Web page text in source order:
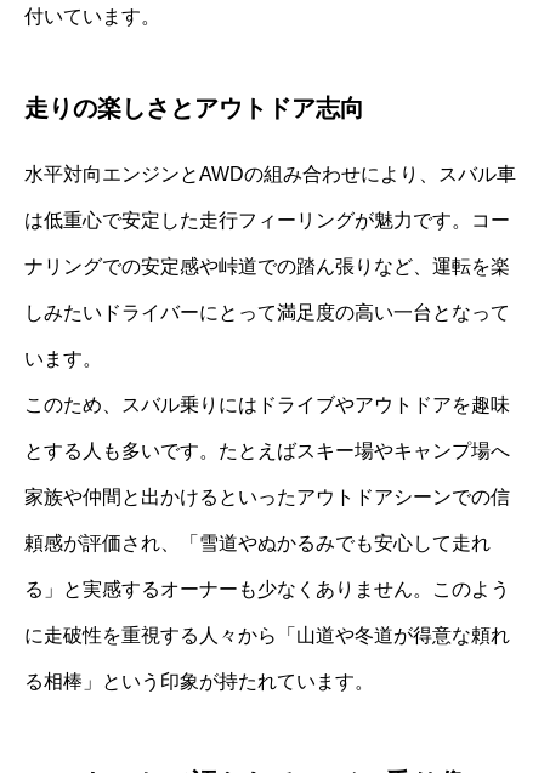
付いています。
走りの楽しさとアウトドア志向
水平対向エンジンとAWDの組み合わせにより、スバル車
は低重心で安定した走行フィーリングが魅力です。コー
ナリングでの安定感や峠道での踏ん張りなど、運転を楽
しみたいドライバーにとって満足度の高い一台となって
います。
このため、スバル乗りにはドライブやアウトドアを趣味
とする人も多いです。たとえばスキー場やキャンプ場へ
家族や仲間と出かけるといったアウトドアシーンでの信
頼感が評価され、「雪道やぬかるみでも安心して走れ
る」と実感するオーナーも少なくありません。このよう
に走破性を重視する人々から「山道や冬道が得意な頼れ
る相棒」という印象が持たれています。